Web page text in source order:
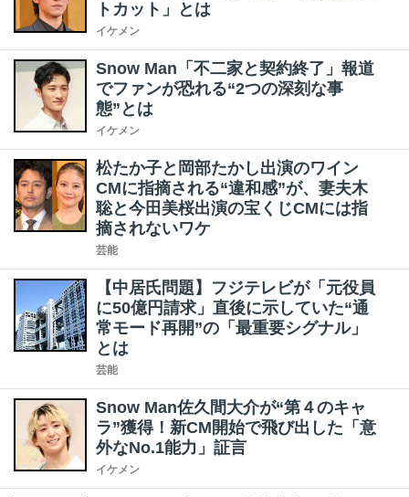
トカット」とは
イケメン
Snow Man「不二家と契約終了」報道
でファンが恐れる“2つの深刻な事
態”とは
イケメン
松たか子と岡部たかし出演のワイン
CMに指摘される“違和感”が、妻夫木
聡と今田美桜出演の宝くじCMには指
摘されないワケ
芸能
【中居氏問題】フジテレビが「元役員
に50億円請求」直後に示していた“通
常モード再開”の「最重要シグナル」
とは
芸能
Snow Man佐久間大介が“第４のキャ
ラ”獲得！新CM開始で飛び出した「意
外なNo.1能力」証言
イケメン